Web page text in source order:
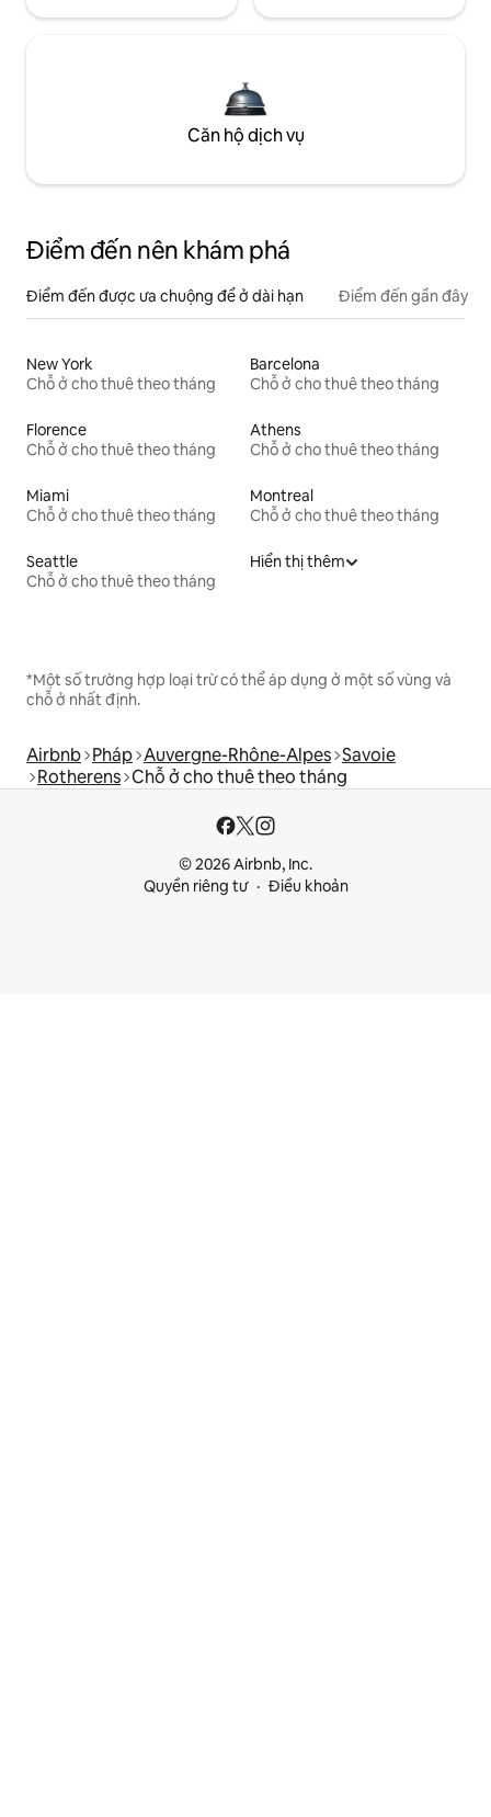
Căn hộ dịch vụ
Điểm đến nên khám phá
Điểm đến được ưa chuộng để ở dài hạn Điểm đến gần đây
New York
Chỗ ở cho thuê theo tháng
Barcelona
Chỗ ở cho thuê theo tháng
Florence
Chỗ ở cho thuê theo tháng
Athens
Chỗ ở cho thuê theo tháng
Miami
Chỗ ở cho thuê theo tháng
Montreal
Chỗ ở cho thuê theo tháng
Seattle
Chỗ ở cho thuê theo tháng
Hiển thị thêm
*Một số trường hợp loại trừ có thể áp dụng ở một số vùng và
chỗ ở nhất định.
Airbnb Pháp Auvergne-Rhône-Alpes Savoie
Rotherens Chỗ ở cho thuê theo tháng
© 2026 Airbnb, Inc.
Quyền riêng tư
Điều khoản